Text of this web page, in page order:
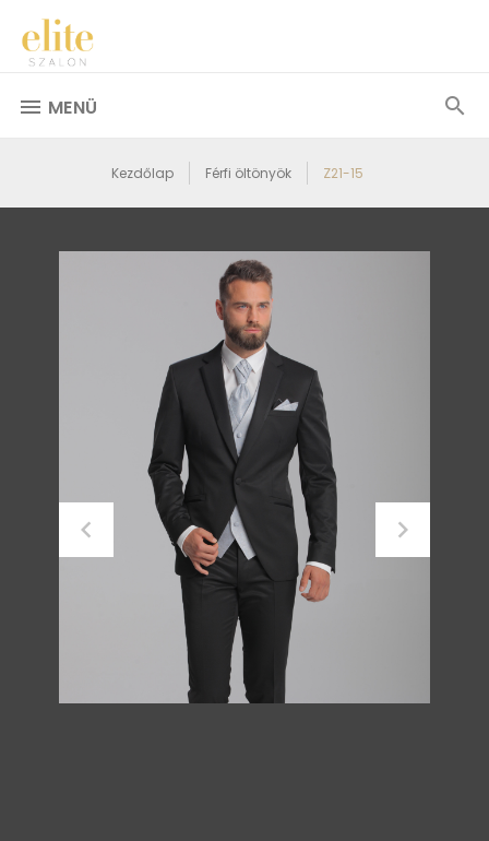
MENÜ
Kezdőlap Férfi öltönyök Z21-15